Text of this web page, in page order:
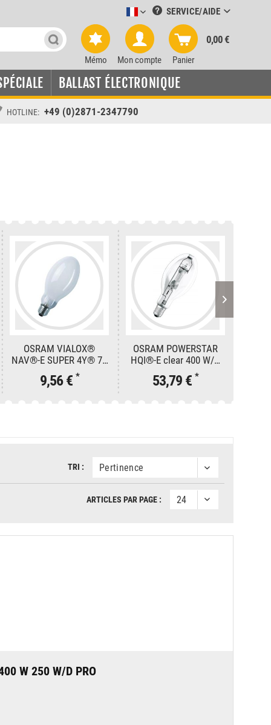
Leuchtmittel-Verkauf französisch
SERVICE/AIDE
Mémo Mon compte Panier
0,00 €
BALLAST ÉLECTRONIQUE
HOTLINE: +49 (0)2871-2347790
OSRAM VIALOX®
NAV®-E SUPER 4Y® 70
W SUPER 4Y
9,56 € *
OSRAM POWERSTAR
HQI®-E clear 400 W/N
53,79 € *
TRI :
ARTICLES PAR PAGE :
W 250 W/D PRO